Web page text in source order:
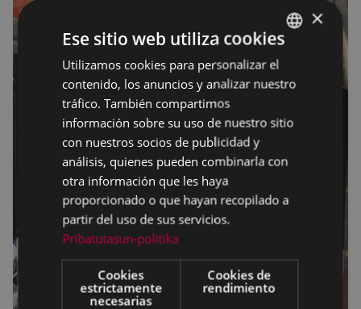
BASQUE
SPANISH
×
Ese sitio web utiliza cookies
Utilizamos cookies para personalizar el
contenido, los anuncios y analizar nuestro
tráfico. También compartimos
información sobre su uso de nuestro sitio
con nuestros socios de publicidad y
análisis, quienes pueden combinarla con
otra información que les haya
proporcionado o que hayan recopilado a
partir del uso de sus servicios.
Pribatutasun-politika
Cookies
estrictamente
necesarias
Cookies de
rendimiento